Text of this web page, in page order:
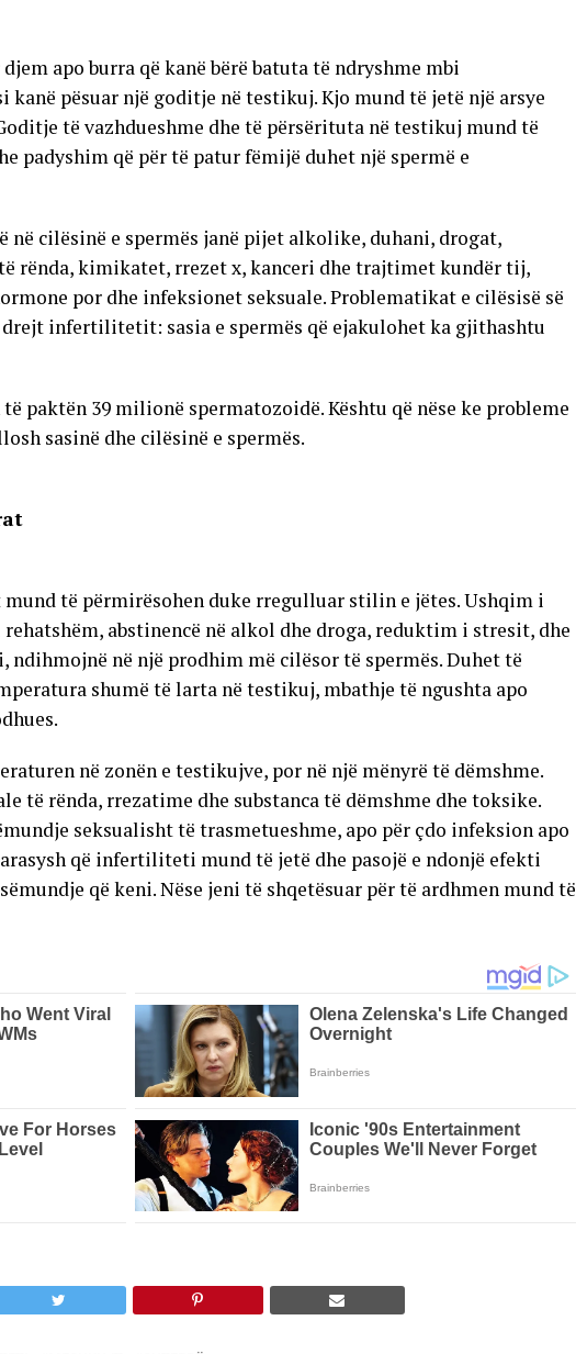
apo burra që kanë bërë batuta të ndryshme mbi
kanë pësuar një goditje në testikuj. Kjo mund të jetë një arsye
të vazhdueshme dhe të përsërituta në testikuj mund të
padyshim që për të patur fëmijë duhet një spermë e
në cilësinë e spermës janë pijet alkolike, duhani, drogat,
rënda, kimikatet, rrezet x, kanceri dhe trajtimet kundër tij,
por dhe infeksionet seksuale. Problematikat e cilësisë së
drejt infertilitetit: sasia e spermës që ejakulohet ka gjithashtu
paktën 39 milionë spermatozoidë. Kështu që nëse ke probleme
sasinë dhe cilësinë e spermës.
të përmirësohen duke rregulluar stilin e jëtes. Ushqim i
abstinencë në alkol dhe droga, reduktim i stresit, dhe
ndihmojnë në një prodhim më cilësor të spermës. Duhet të
shumë të larta në testikuj, mbathje të ngushta apo
në zonën e testikujve, por në një mënyrë të dëmshme.
të rënda, rrezatime dhe substanca të dëmshme dhe toksike.
seksualisht të trasmetueshme, apo për çdo infeksion apo
që infertiliteti mund të jetë dhe pasojë e ndonjë efekti
që keni. Nëse jeni të shqetësuar për të ardhmen mund të